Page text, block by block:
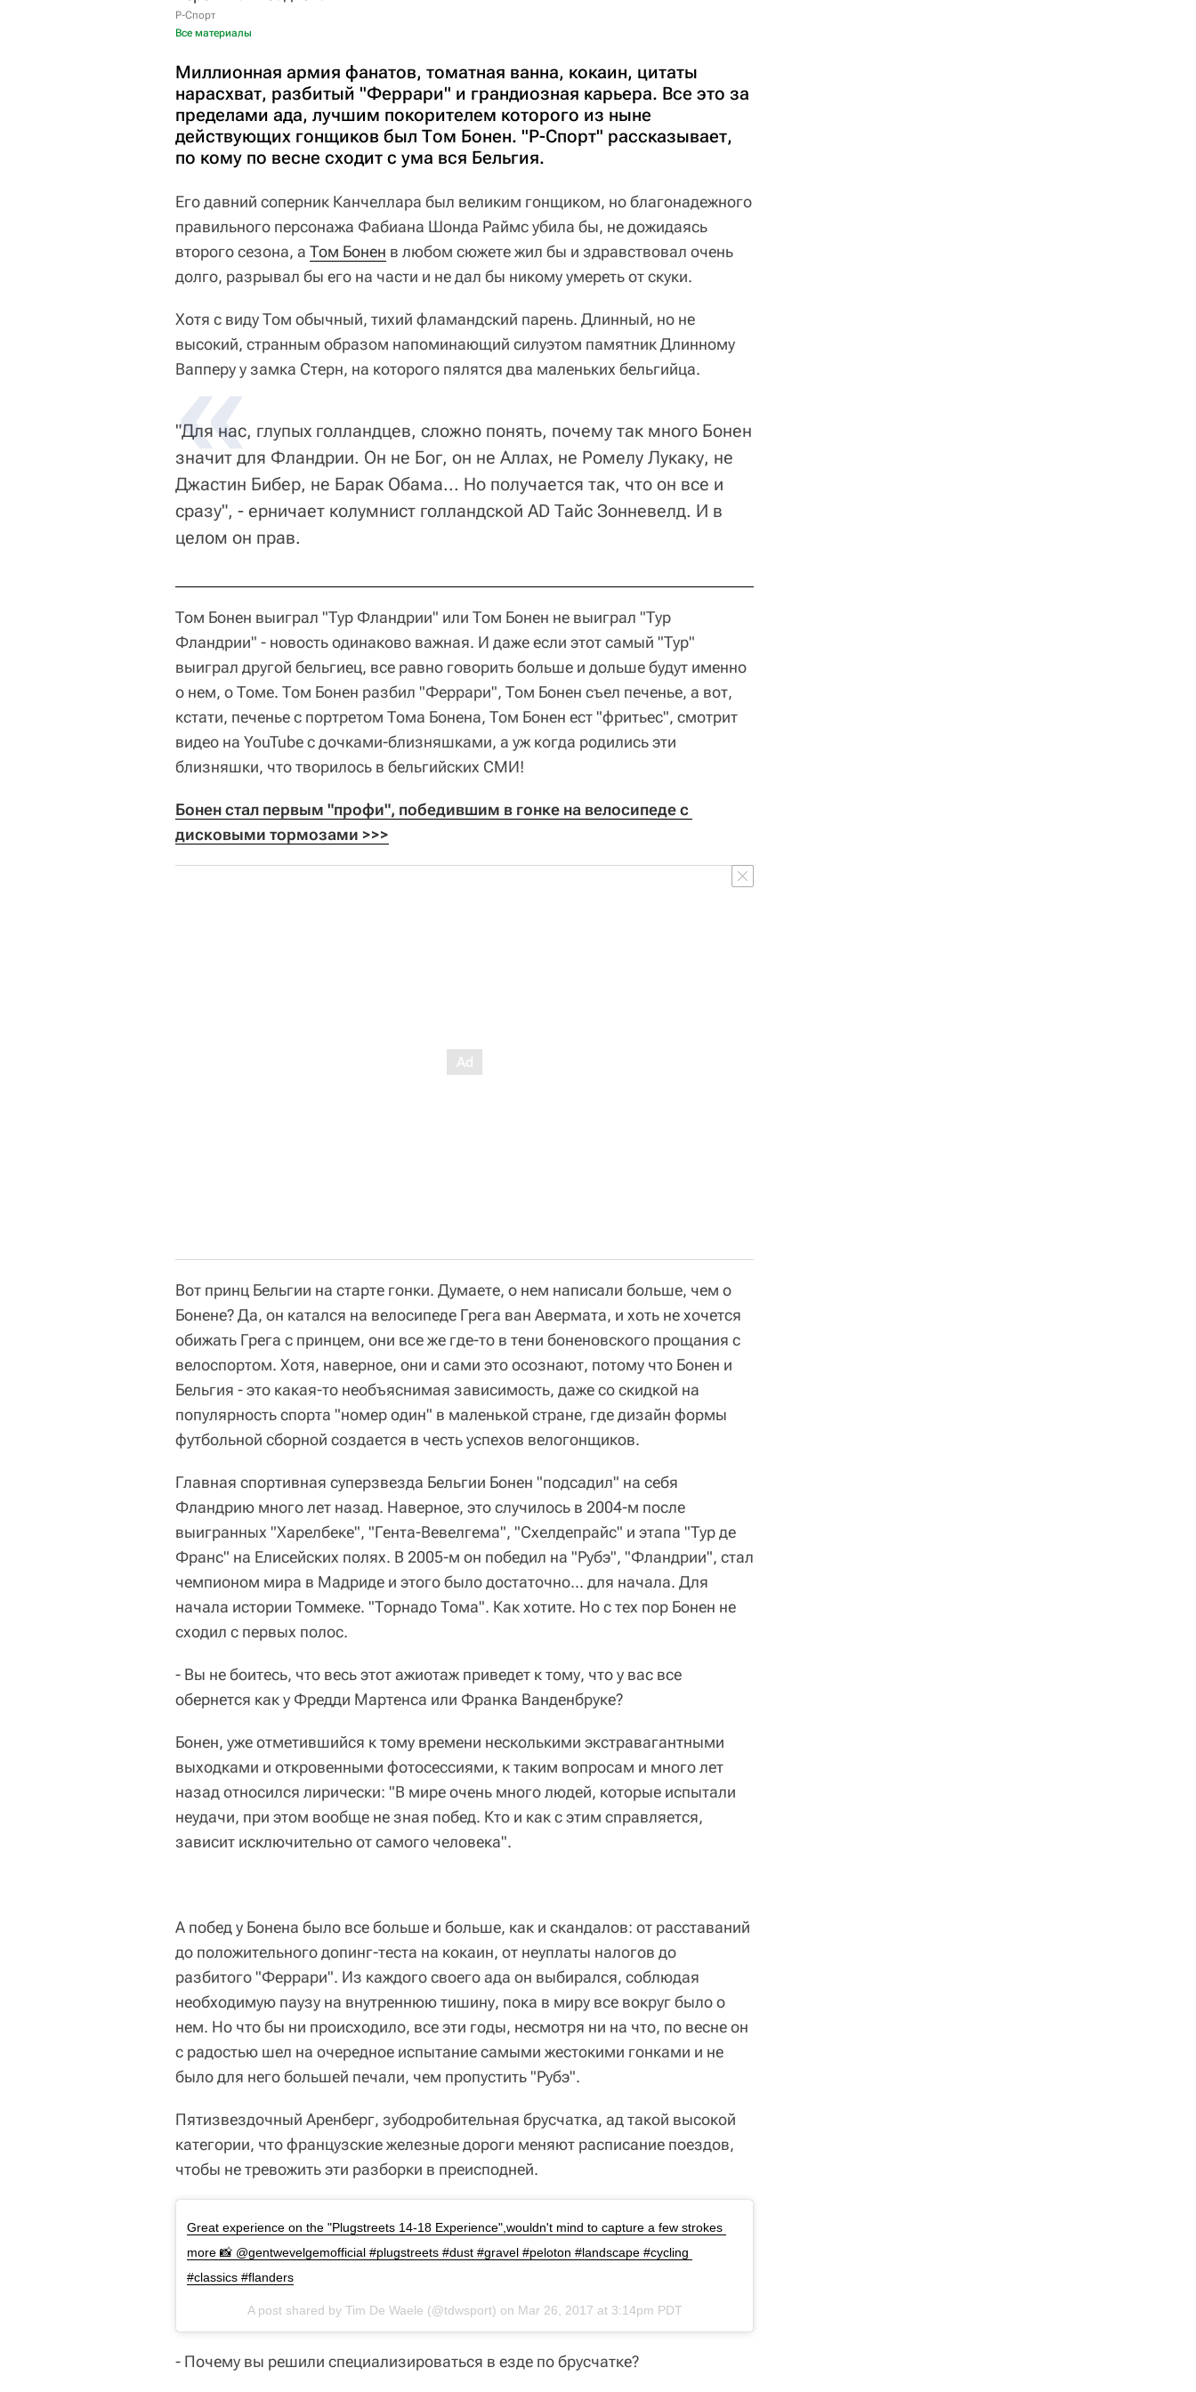
Р-Спорт
Все материалы
Миллионная армия фанатов, томатная ванна, кокаин, цитаты
нарасхват, разбитый "Феррари" и грандиозная карьера. Все это за
пределами ада, лучшим покорителем которого из ныне
действующих гонщиков был Том Бонен. "Р-Спорт" рассказывает,
по кому по весне сходит с ума вся Бельгия.
Его давний соперник Канчеллара был великим гонщиком, но благонадежного
правильного персонажа Фабиана Шонда Раймс убила бы, не дожидаясь
второго сезона, а Том Бонен в любом сюжете жил бы и здравствовал очень
долго, разрывал бы его на части и не дал бы никому умереть от скуки.
Хотя с виду Том обычный, тихий фламандский парень. Длинный, но не
высокий, странным образом напоминающий силуэтом памятник Длинному
Вапперу у замка Стерн, на которого пялятся два маленьких бельгийца.
"Для нас, глупых голландцев, сложно понять, почему так много Бонен
значит для Фландрии. Он не Бог, он не Аллах, не Ромелу Лукаку, не
Джастин Бибер, не Барак Обама... Но получается так, что он все и
сразу", - ерничает колумнист голландской AD Тайс Зонневелд. И в
целом он прав.
Том Бонен выиграл "Тур Фландрии" или Том Бонен не выиграл "Тур
Фландрии" - новость одинаково важная. И даже если этот самый "Тур"
выиграл другой бельгиец, все равно говорить больше и дольше будут именно
о нем, о Томе. Том Бонен разбил "Феррари", Том Бонен съел печенье, а вот,
кстати, печенье с портретом Тома Бонена, Том Бонен ест "фритьес", смотрит
видео на YouTube с дочками-близняшками, а уж когда родились эти
близняшки, что творилось в бельгийских СМИ!
Бонен стал первым "профи", победившим в гонке на велосипеде с
дисковыми тормозами >>>
Вот принц Бельгии на старте гонки. Думаете, о нем написали больше, чем о
Бонене? Да, он катался на велосипеде Грега ван Авермата, и хоть не хочется
обижать Грега с принцем, они все же где-то в тени боненовского прощания с
велоспортом. Хотя, наверное, они и сами это осознают, потому что Бонен и
Бельгия - это какая-то необъяснимая зависимость, даже со скидкой на
популярность спорта "номер один" в маленькой стране, где дизайн формы
футбольной сборной создается в честь успехов велогонщиков.
Главная спортивная суперзвезда Бельгии Бонен "подсадил" на себя
Фландрию много лет назад. Наверное, это случилось в 2004-м после
выигранных "Харелбеке", "Гента-Вевелгема", "Схелдепрайс" и этапа "Тур де
Франс" на Елисейских полях. В 2005-м он победил на "Рубэ", "Фландрии", стал
чемпионом мира в Мадриде и этого было достаточно... для начала. Для
начала истории Томмеке. "Торнадо Тома". Как хотите. Но с тех пор Бонен не
сходил с первых полос.
- Вы не боитесь, что весь этот ажиотаж приведет к тому, что у вас все
обернется как у Фредди Мартенса или Франка Ванденбруке?
Бонен, уже отметившийся к тому времени несколькими экстравагантными
выходками и откровенными фотосессиями, к таким вопросам и много лет
назад относился лирически: "В мире очень много людей, которые испытали
неудачи, при этом вообще не зная побед. Кто и как с этим справляется,
зависит исключительно от самого человека".
А побед у Бонена было все больше и больше, как и скандалов: от расставаний
до положительного допинг-теста на кокаин, от неуплаты налогов до
разбитого "Феррари". Из каждого своего ада он выбирался, соблюдая
необходимую паузу на внутреннюю тишину, пока в миру все вокруг было о
нем. Но что бы ни происходило, все эти годы, несмотря ни на что, по весне он
с радостью шел на очередное испытание самыми жестокими гонками и не
было для него большей печали, чем пропустить "Рубэ".
Пятизвездочный Аренберг, зубодробительная брусчатка, ад такой высокой
категории, что французские железные дороги меняют расписание поездов,
чтобы не тревожить эти разборки в преисподней.
Great experience on the "Plugstreets 14-18 Experience",wouldn't mind to capture a few strokes
more 📸 @gentwevelgemofficial #plugstreets #dust #gravel #peloton #landscape #cycling
#classics #flanders
A post shared by Tim De Waele (@tdwsport) on Mar 26, 2017 at 3:14pm PDT
- Почему вы решили специализироваться в езде по брусчатке?